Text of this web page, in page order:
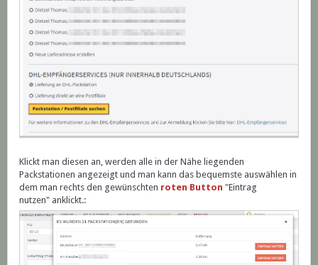
Klickt man diesen an, werden alle in der Nähe liegenden
Packstationen angezeigt und man kann das bequemste auswählen in
dem man rechts den gewünschten roten Button "Eintrag
nutzen" anklickt.: